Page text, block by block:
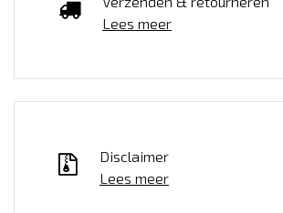
Lees meer
Disclaimer
Lees meer